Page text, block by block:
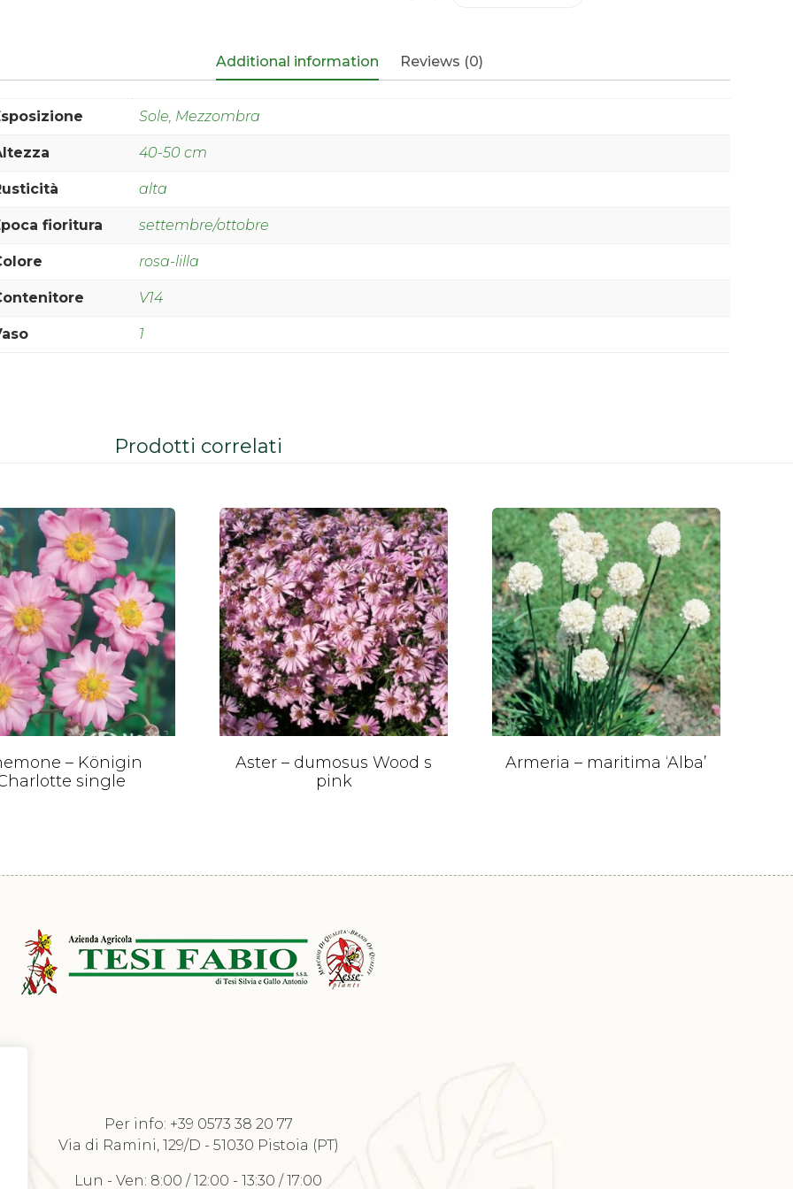
Additional information Reviews (0)
Sole, Mezzombra
40-50 cm
alta
fioritura settembre/ottobre
rosa-lilla
V14
1
Prodotti correlati
– Königin
single
Aster – dumosus Wood s
pink
Armeria – maritima ‘Alba’
Richiedi Listino
Per info: +39 0573 38 20 77
Via di Ramini, 129/D - 51030 Pistoia (PT)
Lun - Ven: 8:00 / 12:00 - 13:30 / 17:00